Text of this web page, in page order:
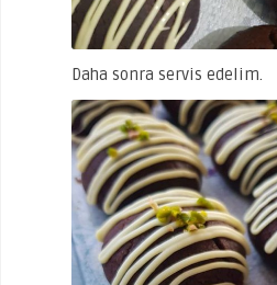
Daha sonra servis edelim.